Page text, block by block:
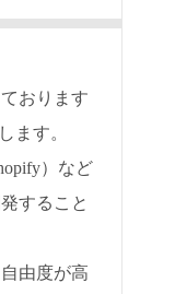
おります
ます。
）など
すること
由度が高